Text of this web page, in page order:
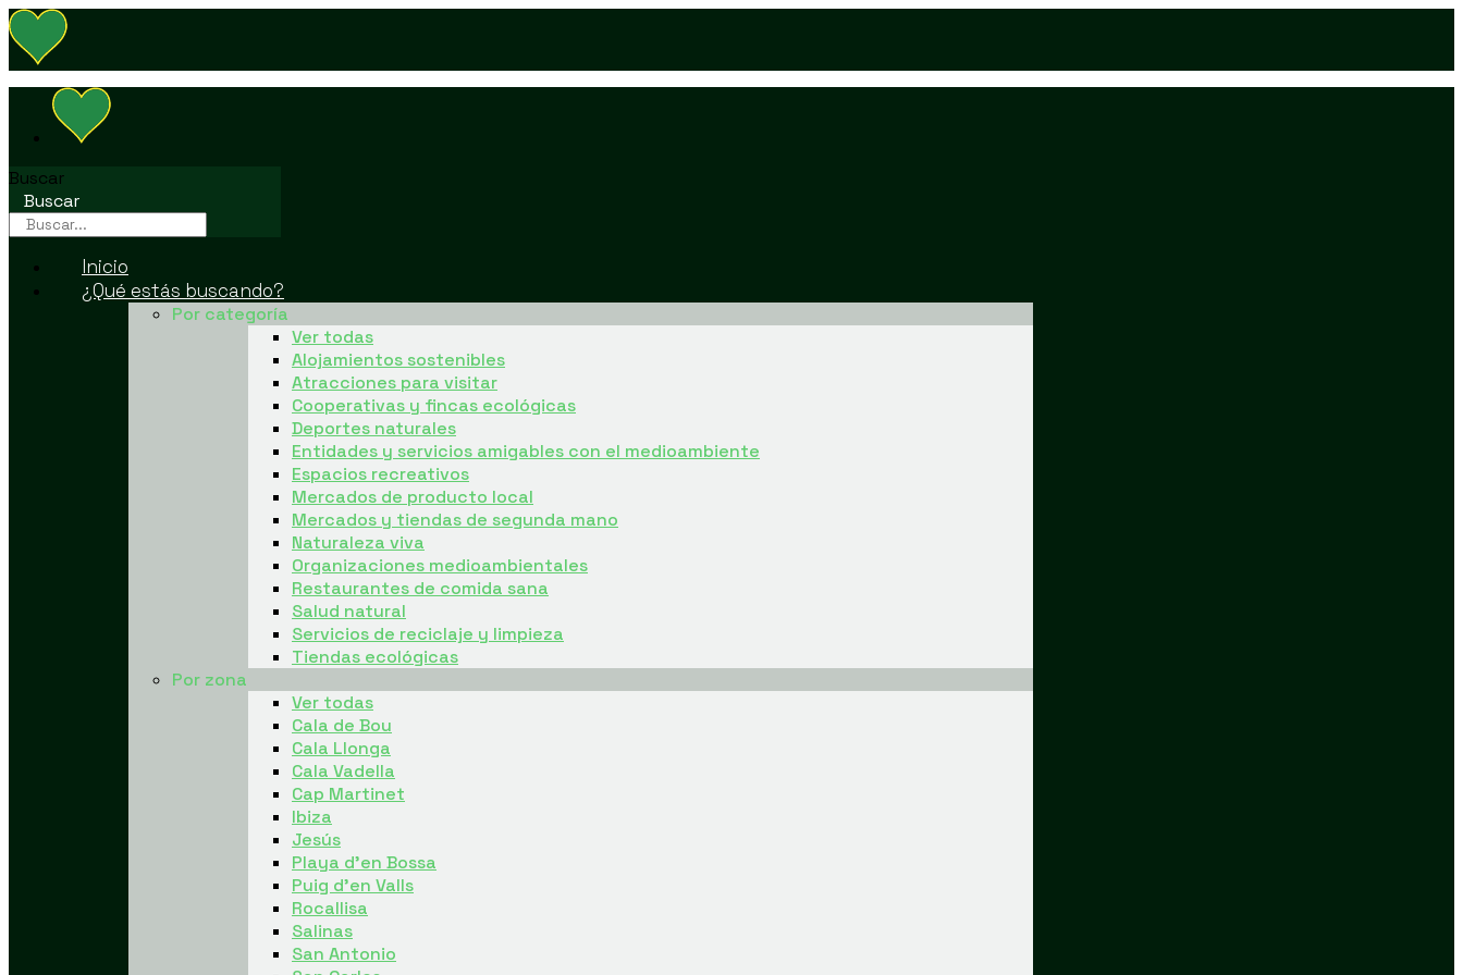
Buscar
Buscar
Inicio
¿Qué estás buscando?
Por categoría
Ver todas
Alojamientos sostenibles
Atracciones para visitar
Cooperativas y fincas ecológicas
Deportes naturales
Entidades y servicios amigables con el medioambiente
Espacios recreativos
Mercados de producto local
Mercados y tiendas de segunda mano
Naturaleza viva
Organizaciones medioambientales
Restaurantes de comida sana
Salud natural
Servicios de reciclaje y limpieza
Tiendas ecológicas
Por zona
Ver todas
Cala de Bou
Cala Llonga
Cala Vadella
Cap Martinet
Ibiza
Jesús
Playa d’en Bossa
Puig d’en Valls
Rocallisa
Salinas
San Antonio